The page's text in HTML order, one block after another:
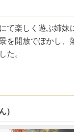
て楽しく遊ぶ姉妹
を開放でぼかし、
た。
）